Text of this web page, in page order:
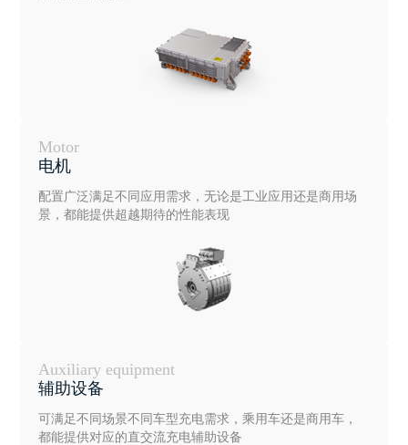
Motor
电机
配置广泛满足不同应用需求，无论是工业应用还是商用场
景，都能提供超越期待的性能表现
Auxiliary equipment
辅助设备
可满足不同场景不同车型充电需求，乘用车还是商用车，
都能提供对应的直交流充电辅助设备